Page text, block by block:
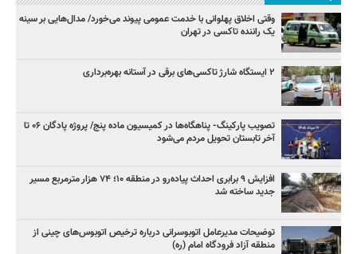
وقتی اخلاق پهلوانی با خدمت عمومی پیوند می‌خورد/ مدال‌هایی بر سینه
یک راننده تاکسی در تهران
۲ ایستگاه شارژ تاکسی‌های برقی در آستانه بهره‌برداری
تصویب پارکینگ- پناهگاه‌ها در کمیسیون ماده پنج/ پروژه پادگان ۰۶ تا
آخر تابستان تحویل مردم می‌شود
افزایش ۹ برابری احداث پیاده‌رو در منطقه ۱۰؛ ۷۴ هزار مترمربع مسیر
جدید ساخته شد
توضیحات مدیرعامل اتوبوسرانی درباره ترخیص اتوبوس‌های چینی از
منطقه آزاد فرودگاه امام (ره)